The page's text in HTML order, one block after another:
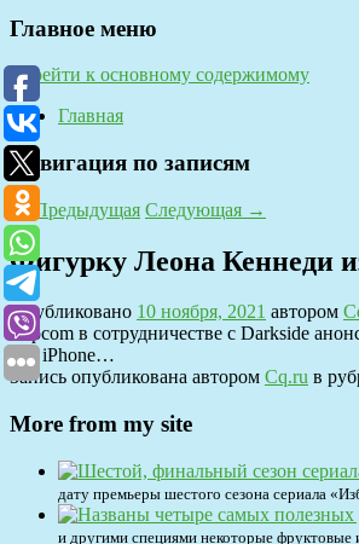
Главное меню
Перейти к основному содержимому
Главная
Навигация по записям
←Предыдущая Следующая →
Фигурку Леона Кеннеди
Опубликовано 10 ноября, 2021 автором
Capcom в сотрудничестве с Darkside
как iPhone…
Запись опубликована автором Cq.ru в
More from my site
дату премьеры шестого сезона сериала
и другими специями некоторые